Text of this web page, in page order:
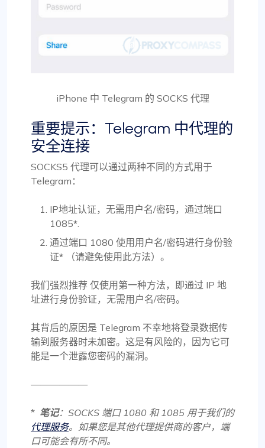
iPhone 中 Telegram 的 SOCKS 代理
重要提示：Telegram 中代理的
安全连接
SOCKS5 代理可以通过两种不同的方式用于
Telegram：
IP地址认证，无需用户名/密码，通过端口
1085*.
通过端口 1080 使用用户名/密码进行身份验
证* （请避免使用此方法）。
我们强烈推荐 仅使用第一种方法 ，即通过 IP 地
址进行身份验证，无需用户名/密码。
其背后的原因是 Telegram 不幸地将登录数据传
输到服务器时未加密。这是有风险的，因为它可
能是一个泄露您密码的漏洞。
——————
* 笔记：SOCKS 端口 1080 和 1085 用于我们的
代理服务。如果您是其他代理提供商的客户，端
口可能会有所不同。